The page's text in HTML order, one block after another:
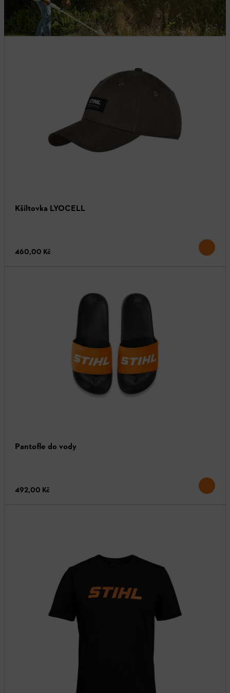
Připraveni na dovolenou: Projděte si naši širokou nabídku produktů.
Naše letní top výrobky, například, ručníky, pantofle, kšiltovky a
pohodlná trička, jsou ideálními společníky pro horké dny.
Kšiltovka LYOCELL
460,00 Kč
Pantofle do vody
492,00 Kč